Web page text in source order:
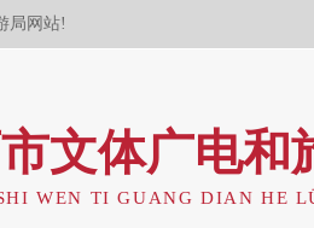
局网站!
文体广电和
WEN TI GUANG DIAN HE